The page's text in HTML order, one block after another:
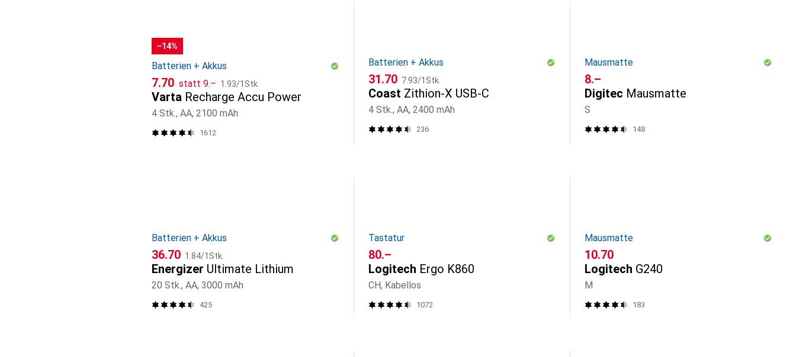
−14%
Batterien + Akkus
CHF
7.70 statt CHF
9.– CHF
1.93/1Stk.
Varta Recharge Accu Power
4 Stk., AA, 2100 mAh
1612
Batterien + Akkus
CHF
31.70 CHF
7.93/1Stk.
Coast Zithion-X USB-C
4 Stk., AA, 2400 mAh
236
Mausmatte
CHF
8.–
Digitec Mausmatte
S
148
Batterien + Akkus
CHF
36.70 CHF
1.84/1Stk.
Energizer Ultimate Lithium
20 Stk., AA, 3000 mAh
425
Tastatur
CHF
80.–
Logitech Ergo K860
CH, Kabellos
1072
Mausmatte
CHF
10.70
Logitech G240
M
183